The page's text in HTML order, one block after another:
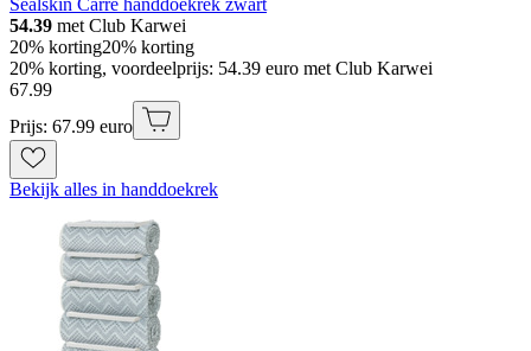
Sealskin Carré handdoekrek zwart
54.39 met Club Karwei
20% korting20% korting
20% korting, voordeelprijs: 54.39 euro met Club Karwei
67.99
Prijs: 67.99 euro
Bekijk alles in handdoekrek